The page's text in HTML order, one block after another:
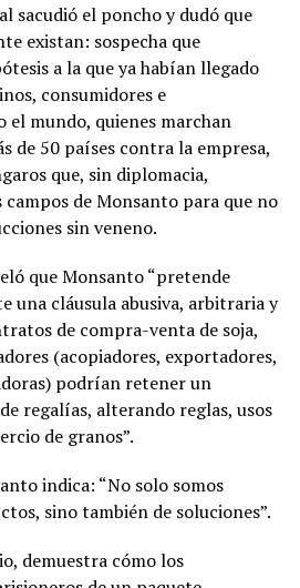
sacudió el poncho y dudó que
existan: sospecha que
a la que ya habían llegado
consumidores e
el mundo, quienes marchan
de 50 países contra la empresa,
que, sin diplomacia,
de Monsanto para que no
sin veneno.
que Monsanto “pretende
una cláusula abusiva, arbitraria y
de compra-venta de soja,
(acopiadores, exportadores,
podrían retener un
regalías, alterando reglas, usos
de granos”.
indica: “No solo somos
sino también de soluciones”.
demuestra cómo los